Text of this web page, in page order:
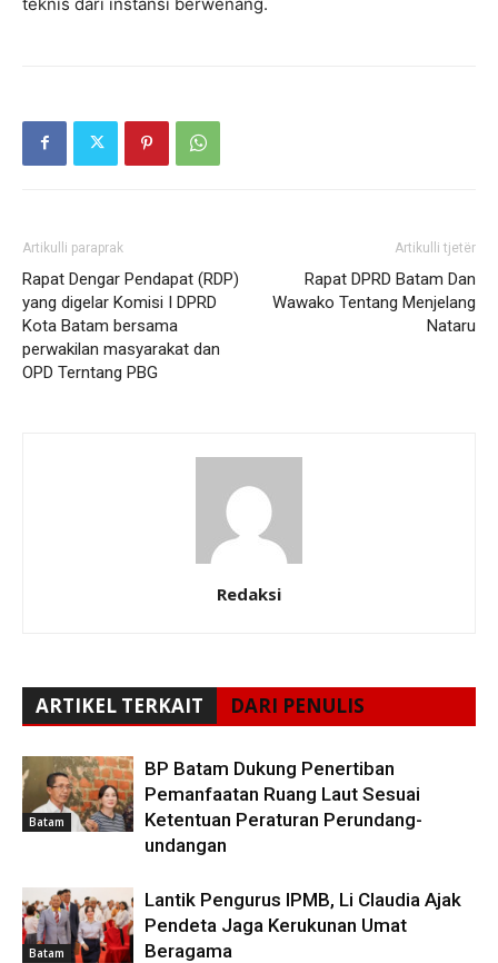
Artikulli paraprak
Rapat Dengar Pendapat (RDP)
yang digelar Komisi I DPRD
Kota Batam bersama
perwakilan masyarakat dan
OPD Terntang PBG
Artikulli tjetër
Rapat DPRD Batam Dan
Wawako Tentang Menjelang
Nataru
Redaksi
ARTIKEL TERKAIT DARI PENULIS
Batam
BP Batam Dukung Penertiban
Pemanfaatan Ruang Laut Sesuai
Ketentuan Peraturan Perundang-
undangan
Batam
Lantik Pengurus IPMB, Li Claudia Ajak
Pendeta Jaga Kerukunan Umat
Beragama